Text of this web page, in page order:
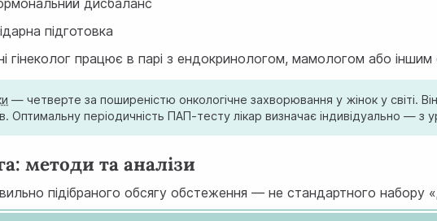
дисбаланс
підготовка
гінеколог працює в парі з ендокринологом, мамологом або
— четверте за поширеністю онкологічне захворювання у жінок у світі.
Оптимальну періодичність ПАП-тесту лікар визначає індивідуально —
методи та аналізи
підібраного обсягу обстеження — не стандартного набору